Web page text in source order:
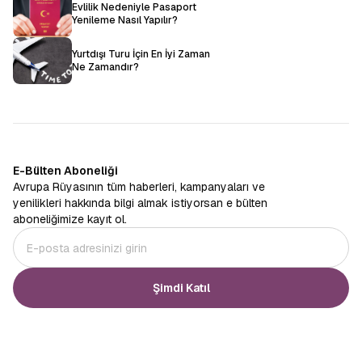
Evlilik Nedeniyle Pasaport
Yenileme Nasıl Yapılır?
Yurtdışı Turu İçin En İyi Zaman
Ne Zamandır?
E-Bülten Aboneliği
Avrupa Rüyasının tüm haberleri, kampanyaları ve
yenilikleri hakkında bilgi almak istiyorsan e bülten
aboneliğimize kayıt ol.
Şimdi Katıl